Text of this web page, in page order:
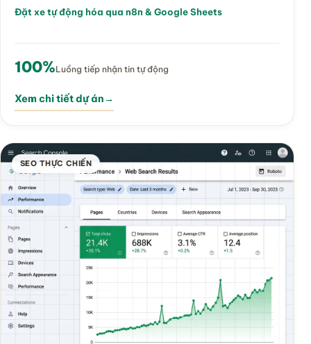
Đặt xe tự động hóa qua n8n & Google Sheets
100%Luồng tiếp nhận tin tự động
Xem chi tiết dự án→
SEO THỰC CHIẾN